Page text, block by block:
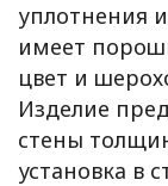
уплотнения
имеет
цвет и
Изделие
стены
установка в